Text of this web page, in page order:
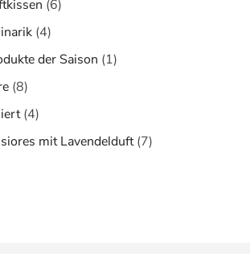
(6)
(4)
der Saison (1)
(8)
(4)
mit Lavendelduft (7)